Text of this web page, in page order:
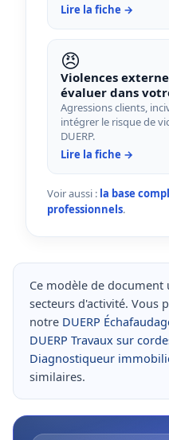
Lire la fiche →
😠
Violences
évaluer dans
Agressions clients,
intégrer le risque de
DUERP.
Lire la fiche →
Voir aussi : la base
professionnels.
Ce modèle de
secteurs d'activité. Vous
notre DUERP
DUERP Travaux sur
Diagnostiqueur
similaires.